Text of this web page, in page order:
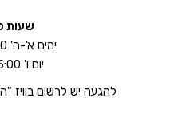
שעות
ימים א'-ה' 08:00-17:00
יום ו' 09:00-15:00
להגעה יש לרשום בוויז